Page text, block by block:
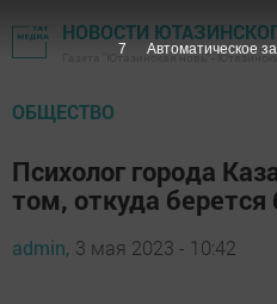
НОВОСТИ
Газета "Ютазинская новь" -
ОБЩЕСТВО
Психолог города
том, откуда берется
admin, 3 мая 2023 - 10:42
6 Автоматическое